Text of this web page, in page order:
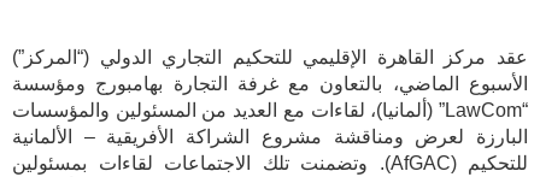
عقد مركز القاهرة الإقليمي للتحكيم التجاري الدولي (“المركز”)
الأسبوع الماضي، بالتعاون مع غرفة التجارة بهامبورج ومؤسسة
“LawCom” (ألمانيا)، لقاءات مع العديد من المسئولين والمؤسسات
البارزة لعرض ومناقشة مشروع الشراكة الأفريقية – الألمانية
للتحكيم (AfGAC). وتضمنت تلك الاجتماعات لقاءات بمسئولين